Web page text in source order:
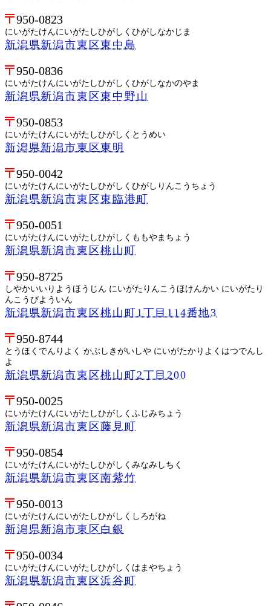
950-0823
にいがたけんにいがたしひがしくひがしなかじま
新潟県新潟市東区東中島
950-0836
にいがたけんにいがたしひがしくひがしなかのやま
新潟県新潟市東区東中野山
950-0853
にいがたけんにいがたしひがしくとうめい
新潟県新潟市東区東明
950-0042
にいがたけんにいがたしひがしくひがしりんこうちょう
新潟県新潟市東区東臨港町
950-0051
にいがたけんにいがたしひがしくももやまちょう
新潟県新潟市東区桃山町
950-8725
しやかいいりようほうじん にいがたりんこうほけんかい にいがたり
んこうびよういん
新潟県新潟市東区桃山町1丁目114番地3
950-8744
とうほくでんりよく かぶしきがいしや にいがたかりよくはつでんし
よ
新潟県新潟市東区桃山町2丁目200
950-0025
にいがたけんにいがたしひがしくふじみちょう
新潟県新潟市東区藤見町
950-0854
にいがたけんにいがたしひがしくみなみしちく
新潟県新潟市東区南紫竹
950-0013
にいがたけんにいがたしひがしくしろがね
新潟県新潟市東区白銀
950-0034
にいがたけんにいがたしひがしくはまやちょう
新潟県新潟市東区浜谷町